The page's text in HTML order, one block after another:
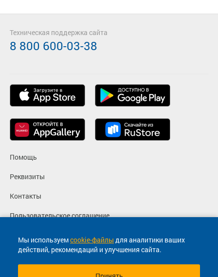
Мы используемcookie-файлы для аналитики ваших
действий, рекомендаций и улучшения сайта.
Помощь
Реквизиты
Контакты
Пользовательское соглашение
Политика конфиденциальности
Согласие на маркетинговые сообщения
Техническая поддержка сайта
8 800 600-03-38